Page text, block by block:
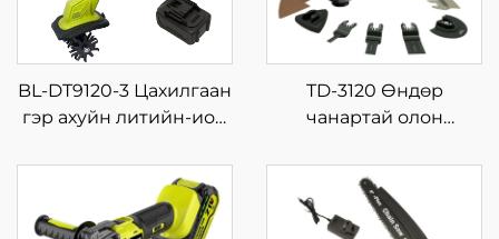
BL-DT9120-3 Цахилгаан
гэр ахуйн литийн-ион
салхицуулах,
тариалангийн машин,
жижиг зоруулалтын
TD-3120 Өндөр
чанартай олон
багаж, 18~21V
цэнэглэгддэг утасгүй
хэлбэлзэх багаж